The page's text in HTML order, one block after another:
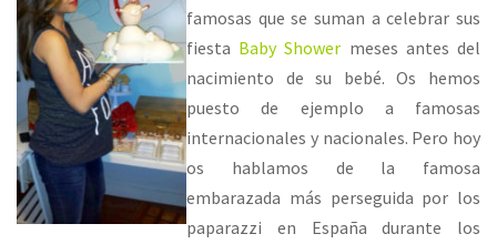
famosas que se suman a celebrar sus
fiesta Baby Shower meses antes del
nacimiento de su bebé. Os hemos
puesto de ejemplo a famosas
internacionales y nacionales. Pero hoy
os hablamos de la famosa
embarazada más perseguida por los
paparazzi en España durante los